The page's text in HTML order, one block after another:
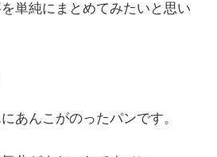
単純にまとめてみたいと思い
あんこがのったパンです。